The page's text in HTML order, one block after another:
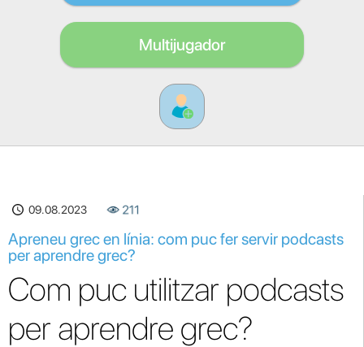
Multijugador
09.08.2023 211
Apreneu grec en línia: com puc fer servir podcasts
per aprendre grec?
Com puc utilitzar podcasts
per aprendre grec?